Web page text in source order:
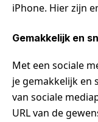
iPhone. Hier zijn
Gemakkelijk en
Met een sociale
je gemakkelijk en
van sociale
URL van de